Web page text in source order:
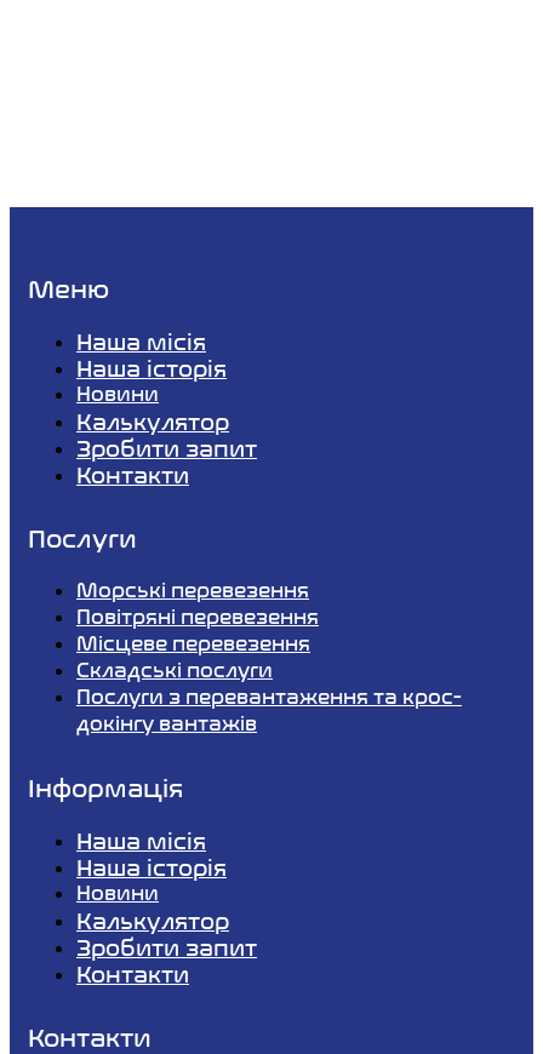
Меню
Наша місія
Наша історія
Новини
Калькулятор
Зробити запит
Контакти
Послуги
Морські перевезення
Повітряні перевезення
Місцеве перевезення
Складські послуги
Послуги з перевантаження та крос-
докінгу вантажів
Інформація
Наша місія
Наша історія
Новини
Калькулятор
Зробити запит
Контакти
Контакти